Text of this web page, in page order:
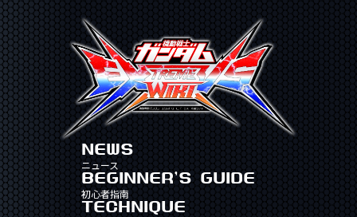
NEWS
ニュース
BEGINNER'S GUIDE
初心者指南
TECHNIQUE